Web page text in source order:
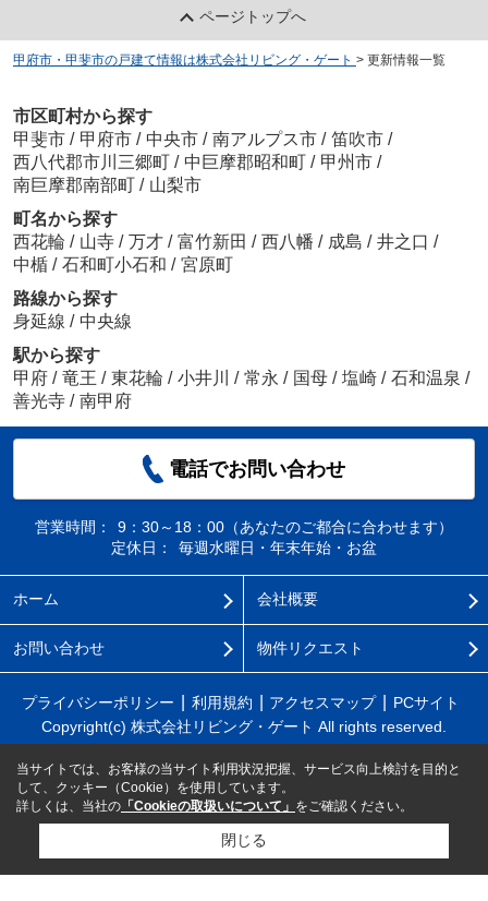
ページトップへ
甲府市・甲斐市の戸建て情報は株式会社リビング・ゲート > 更新情報一覧
市区町村から探す
甲斐市 / 甲府市 / 中央市 / 南アルプス市 / 笛吹市 /
西八代郡市川三郷町 / 中巨摩郡昭和町 / 甲州市 /
南巨摩郡南部町 / 山梨市
町名から探す
西花輪 / 山寺 / 万才 / 富竹新田 / 西八幡 / 成島 / 井之口 /
中楯 / 石和町小石和 / 宮原町
路線から探す
身延線 / 中央線
駅から探す
甲府 / 竜王 / 東花輪 / 小井川 / 常永 / 国母 / 塩崎 / 石和温泉 /
善光寺 / 南甲府
電話でお問い合わせ
営業時間：
9：30～18：00（あなたのご都合に合わせます）
定休日：
毎週水曜日・年末年始・お盆
ホーム 会社概要
お問い合わせ 物件リクエスト
プライバシーポリシー 利用規約 アクセスマップ
PCサイト
Copyright(c) 株式会社リビング・ゲート All rights reserved.
当サイトでは、お客様の当サイト利用状況把握、サービス向上検討を目的と
して、クッキー（Cookie）を使用しています。
詳しくは、当社の 「Cookieの取扱いについて」 をご確認ください。
閉じる